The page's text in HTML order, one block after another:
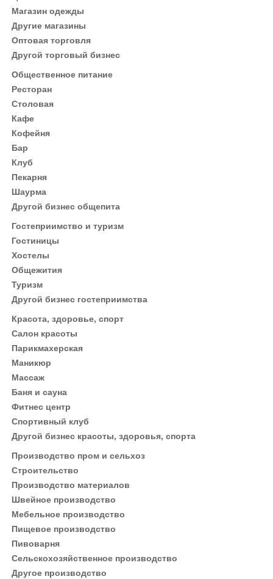
Магазин одежды
Другие магазины
Оптовая торговля
Другой торговый бизнес
Общественное питание
Ресторан
Столовая
Кафе
Кофейня
Бар
Клуб
Пекарня
Шаурма
Другой бизнес общепита
Гостеприимство и туризм
Гостиницы
Хостелы
Общежития
Туризм
Другой бизнес гостеприимства
Красота, здоровье, спорт
Салон красоты
Парикмахерская
Маникюр
Массаж
Баня и сауна
Фитнес центр
Спортивный клуб
Другой бизнес красоты, здоровья, спорта
Производство пром и сельхоз
Строительство
Производство материалов
Швейное производство
Мебельное производство
Пищевое производство
Пивоварня
Сельскохозяйственное производство
Другое производство